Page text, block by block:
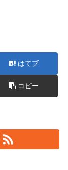
はてブ
コピー